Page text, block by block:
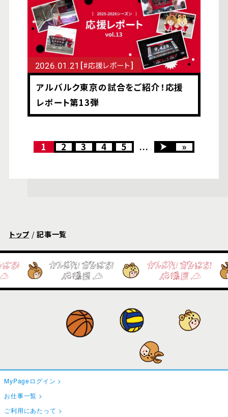
2026.01.21 [#応援レポート]
アルバルク東京の試合をご紹介！応援
レポート第13弾
1 2 3 4 5 ... »
トップ 記事一覧
MyPageログイン
お仕事一覧
ご利用にあたって